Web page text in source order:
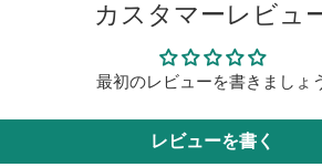
カスタマーレビュ
最初のレビューを書きましょ
レビューを書く